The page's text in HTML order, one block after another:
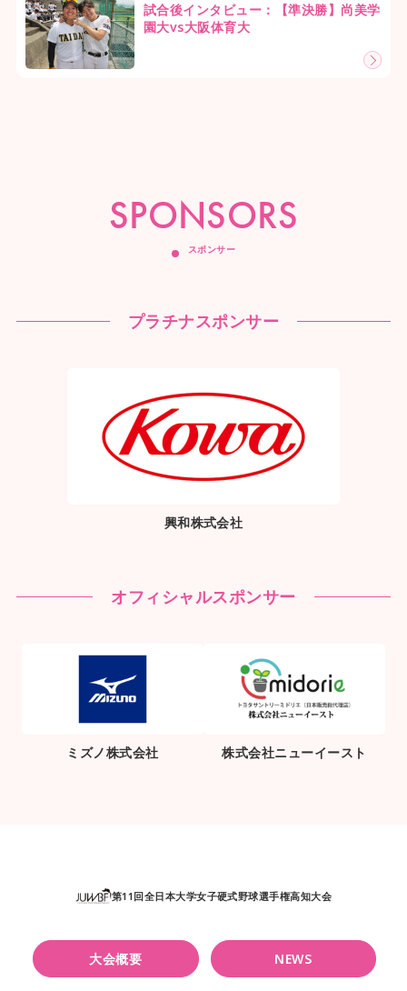
試合後インタビュー：【準決勝】尚美学
園大vs大阪体育大
SPONSORS
スポンサー
プラチナスポンサー
興和株式会社
オフィシャルスポンサー
ミズノ株式会社 株式会社ニューイースト
第11回全日本大学女子硬式野球選手権高知大会
大会概要 NEWS